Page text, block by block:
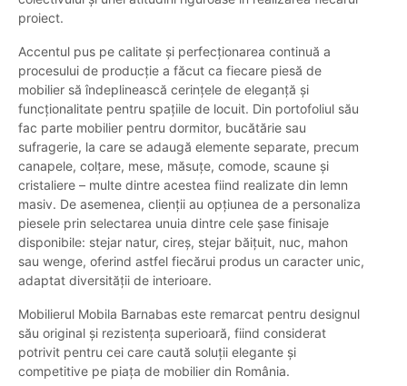
proiect.
Accentul pus pe calitate și perfecționarea continuă a
procesului de producție a făcut ca fiecare piesă de
mobilier să îndeplinească cerințele de eleganță și
funcționalitate pentru spațiile de locuit. Din portofoliul său
fac parte mobilier pentru dormitor, bucătărie sau
sufragerie, la care se adaugă elemente separate, precum
canapele, colțare, mese, măsuțe, comode, scaune și
cristaliere – multe dintre acestea fiind realizate din lemn
masiv. De asemenea, clienții au opțiunea de a personaliza
piesele prin selectarea unuia dintre cele șase finisaje
disponibile: stejar natur, cireș, stejar băițuit, nuc, mahon
sau wenge, oferind astfel fiecărui produs un caracter unic,
adaptat diversității de interioare.
Mobilierul Mobila Barnabas este remarcat pentru designul
său original și rezistența superioară, fiind considerat
potrivit pentru cei care caută soluții elegante și
competitive pe piața de mobilier din România.